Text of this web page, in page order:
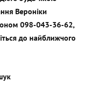
Вероніки
098-043-36-62,
до найближчого